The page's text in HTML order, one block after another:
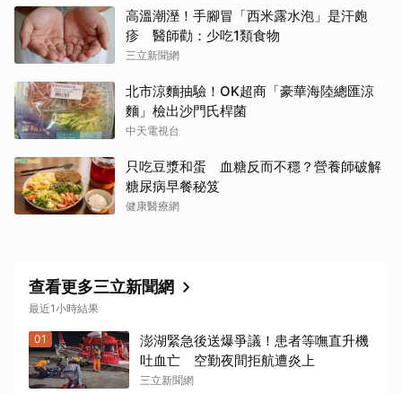
高溫潮溼！手腳冒「西米露水泡」是汗皰
疹 醫師勸：少吃1類食物
三立新聞網
北市涼麵抽驗！OK超商「豪華海陸總匯涼
麵」檢出沙門氏桿菌
中天電視台
只吃豆漿和蛋 血糖反而不穩？營養師破解
糖尿病早餐秘笈
健康醫療網
查看更多三立新聞網
最近1小時結果
01
澎湖緊急後送爆爭議！患者等嘸直升機
吐血亡 空勤夜間拒航遭炎上
三立新聞網